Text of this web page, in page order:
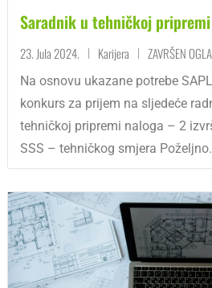
Saradnik u tehničkoj
23. Jula 2024. Karijera ZAVRŠEN
Na osnovu ukazane potrebe
konkurs za prijem na sljedeće
tehničkoj pripremi naloga – 2
SSS – tehničkog smjera